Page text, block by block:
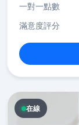
一對一點數
滿意度評分
在線